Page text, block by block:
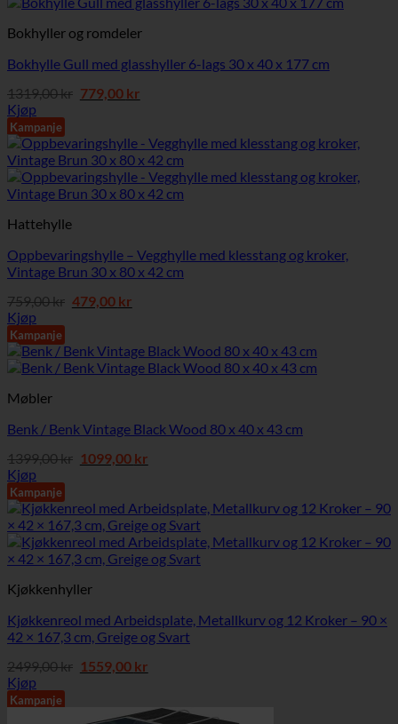
Bokhyller og romdeler
Bokhylle Gull med glasshyller 6-lags 30 x 40 x 177 cm
1319,00kr Opprinnelig
1319,00 kr.
779,00 krNåværende
779,00 kr.
Kjøp
Kampanje
Hattehylle
Oppbevaringshylle – Vegghylle med klesstang og kroker,
Vintage Brun 30 x 80 x 42 cm
759,00kr Opprinnelig
759,00 kr.
479,00 krNåværende
479,00 kr.
Kjøp
Kampanje
Møbler
Benk / Benk Vintage Black Wood 80 x 40 x 43 cm
1399,00kr Opprinnelig
1399,00 kr.
1099,00 krNåværende
1099,00 kr.
Kjøp
Kampanje
Kjøkkenhyller
Kjøkkenreol med Arbeidsplate, Metallkurv og 12 Kroker – 90 ×
42 × 167,3 cm, Greige og Svart
2499,00kr Opprinnelig
2499,00 kr.
1559,00 krNåværende
1559,00 kr.
Kjøp
Kampanje